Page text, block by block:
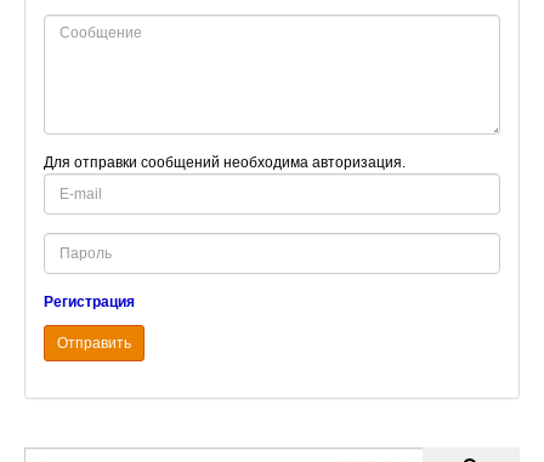
Для отправки сообщений необходима авторизация.
E-
mail
Password
Регистрация
Отправить